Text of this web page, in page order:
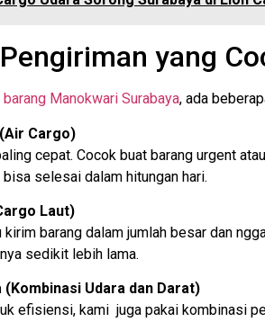
yang
barang Manokwari Surabaya, ada
Cargo)
cepat. Cocok buat barang urgent
selesai dalam hitungan hari.
Laut)
kirim barang dalam jumlah besar dan
sedikit lebih lama.
(Kombinasi Udara dan Darat)
efisiensi, kami juga pakai kombinasi